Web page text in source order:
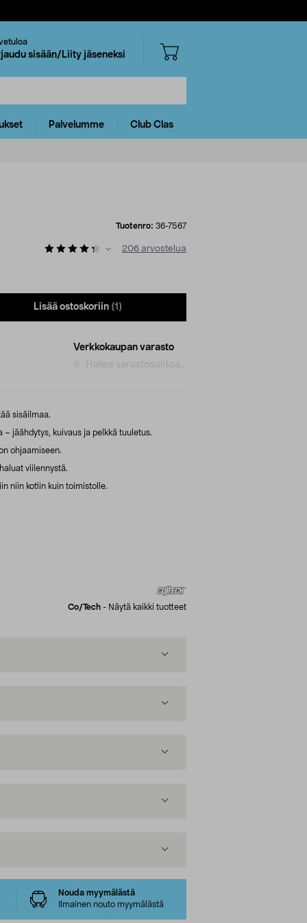
sisään/Liity jäseneksi
Palvelumme Club Clas
Tuotenro: 36-7567
206 arvostelua
Lisää ostoskoriin (1)
Verkkokaupan varasto
Hakee varastosaldoa...
sisäilmaa.
jäähdytys, kuivaus ja pelkkä tuuletus.
ohjaamiseen.
viilennystä.
niin kotiin kuin toimistolle.
Co/tech - Näytä kaikki tuotteet
Nouda myymälästä
Ilmainen nouto myymälästä